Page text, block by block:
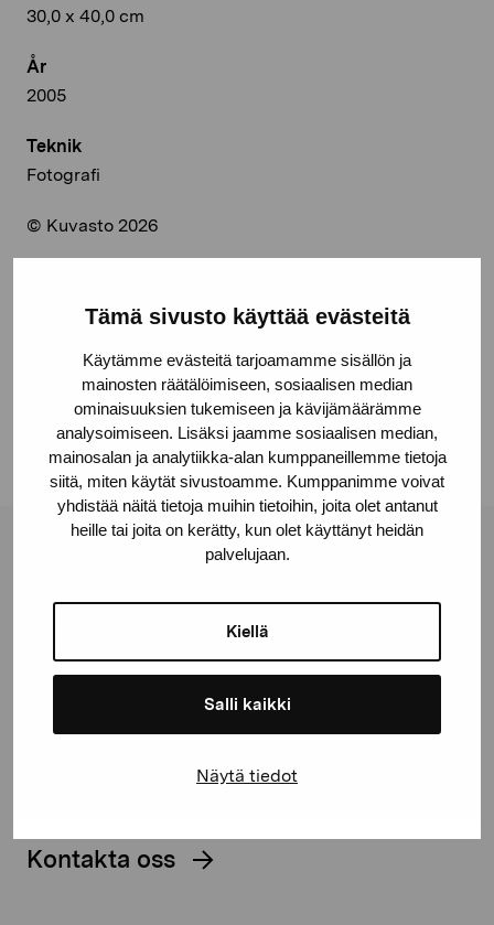
Tämä sivusto käyttää evästeitä
Käytämme evästeitä tarjoamamme sisällön ja
mainosten räätälöimiseen, sosiaalisen median
ominaisuuksien tukemiseen ja kävijämäärämme
analysoimiseen. Lisäksi jaamme sosiaalisen median,
mainosalan ja analytiikka-alan kumppaneillemme tietoja
siitä, miten käytät sivustoamme. Kumppanimme voivat
yhdistää näitä tietoja muihin tietoihin, joita olet antanut
heille tai joita on kerätty, kun olet käyttänyt heidän
palvelujaan.
Kiellä
Salli kaikki
Näytä tiedot
30,0 x 40,0 cm
År
2005
Teknik
Fotografi
© Kuvasto 2026
Facebook
Linkedin
Stiftelsen Pro Artibus
10600 Ekenäs
proartibus@proartibus.fi
Kontakta oss